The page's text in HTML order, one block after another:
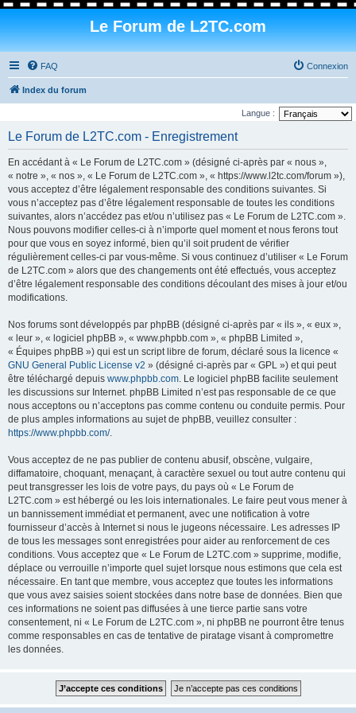
Le Forum de L2TC.com
FAQ Connexion
Index du forum
Langue :
Le Forum de L2TC.com - Enregistrement
En accédant à « Le Forum de L2TC.com » (désigné ci-après par « nous »,
« notre », « nos », « Le Forum de L2TC.com », « https://www.l2tc.com/forum »),
vous acceptez d’être légalement responsable des conditions suivantes. Si
vous n’acceptez pas d’être légalement responsable de toutes les conditions
suivantes, alors n’accédez pas et/ou n’utilisez pas « Le Forum de L2TC.com ».
Nous pouvons modifier celles-ci à n’importe quel moment et nous ferons tout
pour que vous en soyez informé, bien qu’il soit prudent de vérifier
régulièrement celles-ci par vous-même. Si vous continuez d’utiliser « Le Forum
de L2TC.com » alors que des changements ont été effectués, vous acceptez
d’être légalement responsable des conditions découlant des mises à jour et/ou
modifications.
Nos forums sont développés par phpBB (désigné ci-après par « ils », « eux »,
« leur », « logiciel phpBB », « www.phpbb.com », « phpBB Limited »,
« Équipes phpBB ») qui est un script libre de forum, déclaré sous la licence «
GNU General Public License v2 » (désigné ci-après par « GPL ») et qui peut
être téléchargé depuis www.phpbb.com. Le logiciel phpBB facilite seulement
les discussions sur Internet. phpBB Limited n’est pas responsable de ce que
nous acceptons ou n’acceptons pas comme contenu ou conduite permis. Pour
de plus amples informations au sujet de phpBB, veuillez consulter :
https://www.phpbb.com/.
Vous acceptez de ne pas publier de contenu abusif, obscène, vulgaire,
diffamatoire, choquant, menaçant, à caractère sexuel ou tout autre contenu qui
peut transgresser les lois de votre pays, du pays où « Le Forum de
L2TC.com » est hébergé ou les lois internationales. Le faire peut vous mener à
un bannissement immédiat et permanent, avec une notification à votre
fournisseur d’accès à Internet si nous le jugeons nécessaire. Les adresses IP
de tous les messages sont enregistrées pour aider au renforcement de ces
conditions. Vous acceptez que « Le Forum de L2TC.com » supprime, modifie,
déplace ou verrouille n’importe quel sujet lorsque nous estimons que cela est
nécessaire. En tant que membre, vous acceptez que toutes les informations
que vous avez saisies soient stockées dans notre base de données. Bien que
ces informations ne soient pas diffusées à une tierce partie sans votre
consentement, ni « Le Forum de L2TC.com », ni phpBB ne pourront être tenus
comme responsables en cas de tentative de piratage visant à compromettre
les données.